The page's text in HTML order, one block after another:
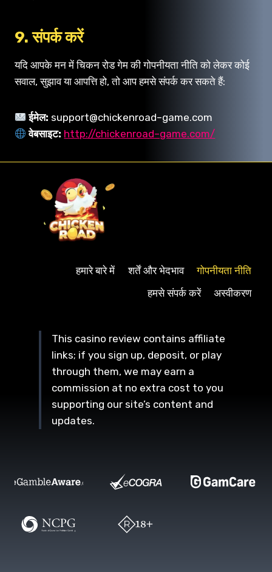
9. संपर्क करें
यदि आपके मन में चिकन रोड गेम की गोपनीयता नीति को लेकर कोई
सवाल, सुझाव या आपत्ति हो, तो आप हमसे संपर्क कर सकते हैं:
ईमेल: support@chickenroad–game.com
वेबसाइट: http://chickenroad–game.com/
हमारे बारे में शर्तें और भेदभाव
गोपनीयता नीति
हमसे संपर्क करें
अस्वीकरण
This casino review contains affiliate
links; if you sign up, deposit, or play
through them, we may earn a
commission at no extra cost to you
supporting our site’s content and
updates.